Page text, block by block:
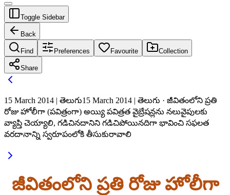
Toggle Sidebar
Back
Find Preferences Favourite Collection
Share
15 March 2014 | తెలుగు15 March 2014 | తెలుగు · జీవితంలోని ప్రతి
రోజు హోలీగా (పవిత్రంగా) అయ్యి పవిత్రత వైబ్రేషన్లను నలువైపులకు
వ్యాప్తి చెయ్యాలి, గడిచినదానిని గడిచిపోయినదిగా భావించి సఫలత
వరదానాన్ని స్వరూపంలోకి తీసుకురావాలి
జీవితంలోని ప్రతి రోజు హోలీగా